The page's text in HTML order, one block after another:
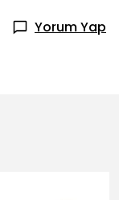
Yorum Yap